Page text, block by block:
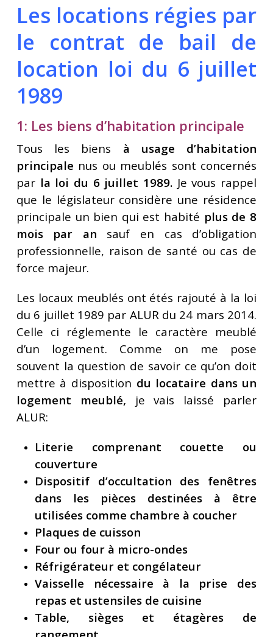
Les locations régies par
le contrat de bail de
location loi du 6 juillet
1989
1: Les biens d’habitation principale
Tous les biens à usage d’habitation
principale nus ou meublés sont concernés
par la loi du 6 juillet 1989. Je vous rappel
que le législateur considère une résidence
principale un bien qui est habité plus de 8
mois par an sauf en cas d’obligation
professionnelle, raison de santé ou cas de
force majeur.
Les locaux meublés ont étés rajouté à la loi
du 6 juillet 1989 par ALUR du 24 mars 2014.
Celle ci réglemente le caractère meublé
d’un logement. Comme on me pose
souvent la question de savoir ce qu’on doit
mettre à disposition du locataire dans un
logement meublé, je vais laissé parler
ALUR:
Literie comprenant couette ou
couverture
Dispositif d’occultation des fenêtres
dans les pièces destinées à être
utilisées comme chambre à coucher
Plaques de cuisson
Four ou four à micro-ondes
Réfrigérateur et congélateur
Vaisselle nécessaire à la prise des
repas et ustensiles de cuisine
Table, sièges et étagères de